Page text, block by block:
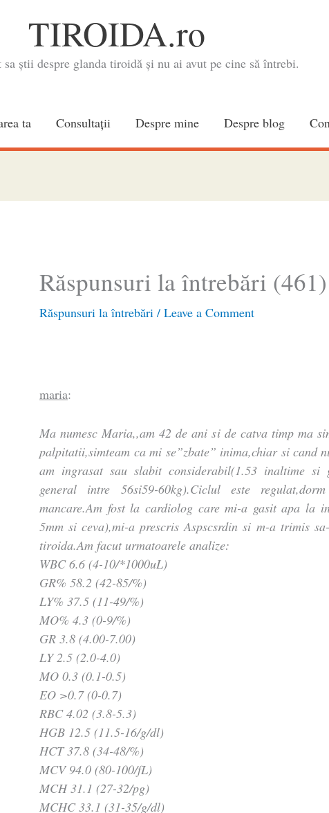
TIROIDA.ro
știi despre glanda tiroidă și nu ai avut pe cine să întrebi.
ta Consultaţii Despre mine Despre blog
Răspunsuri la întrebări (461)
Răspunsuri la întrebări /Leave a Comment
maria:
Ma numesc Maria,,am 42 de ani si de catva timp ma
palpitatii,simteam ca mi se”zbate” inima,chiar si cand
am ingrasat sau slabit considerabil(1.53 inaltime si
general intre 56si59-60kg).Ciclul este
mancare.Am fost la cardiolog care mi-a gasit apa la
5mm si ceva),mi-a prescris Aspscsrdin si m-a trimis
tiroida.Am facut urmatoarele analize:
WBC 6.6 (4-10/*1000uL)
GR% 58.2 (42-85/%)
LY% 37.5 (11-49/%)
MO% 4.3 (0-9/%)
GR 3.8 (4.00-7.00)
LY 2.5 (2.0-4.0)
MO 0.3 (0.1-0.5)
EO >0.7 (0-0.7)
RBC 4.02 (3.8-5.3)
HGB 12.5 (11.5-16/g/dl)
HCT 37.8 (34-48/%)
MCV 94.0 (80-100/fL)
MCH 31.1 (27-32/pg)
MCHC 33.1 (31-35/g/dl)